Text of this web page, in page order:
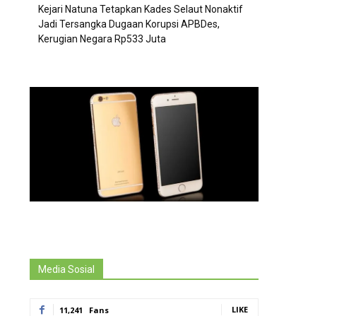
Kejari Natuna Tetapkan Kades Selaut Nonaktif
Jadi Tersangka Dugaan Korupsi APBDes,
Kerugian Negara Rp533 Juta
Media Sosial
11,241 Fans LIKE